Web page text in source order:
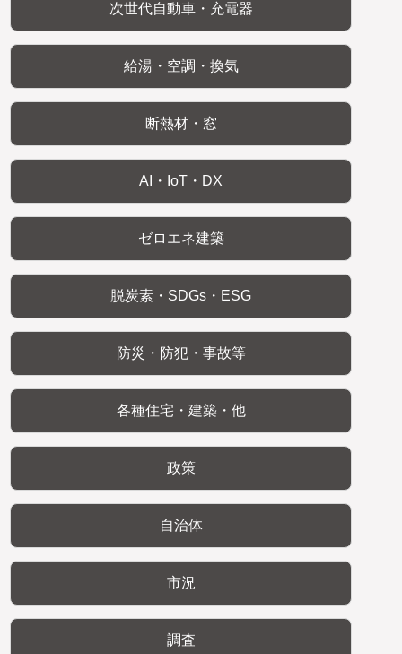
次世代自動車・充電器
給湯・空調・換気
断熱材・窓
AI・IoT・DX
ゼロエネ建築
脱炭素・SDGs・ESG
防災・防犯・事故等
各種住宅・建築・他
政策
自治体
市況
調査